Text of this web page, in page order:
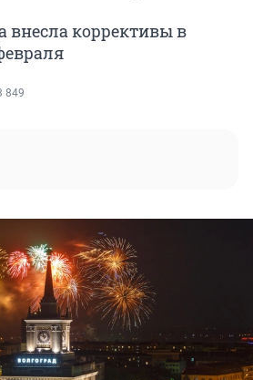
внесла коррективы в
849